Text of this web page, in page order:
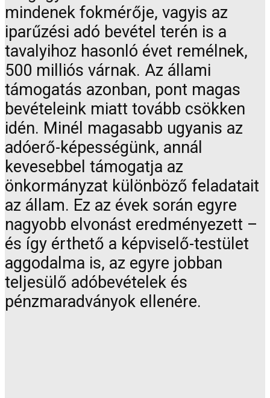
mindenek fokmérője, vagyis az
iparűzési adó bevétel terén is a
tavalyihoz hasonló évet remélnek,
500 milliós várnak. Az állami
támogatás azonban, pont magas
bevételeink miatt tovább csökken
idén. Minél magasabb ugyanis az
adóerő-képességünk, annál
kevesebbel támogatja az
önkormányzat különböző feladatait
az állam. Ez az évek során egyre
nagyobb elvonást eredményezett –
és így érthető a képviselő-testület
aggodalma is, az egyre jobban
teljesülő adóbevételek és
pénzmaradványok ellenére.